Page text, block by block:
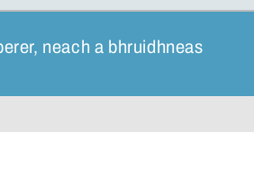
neach a bhruidhneas